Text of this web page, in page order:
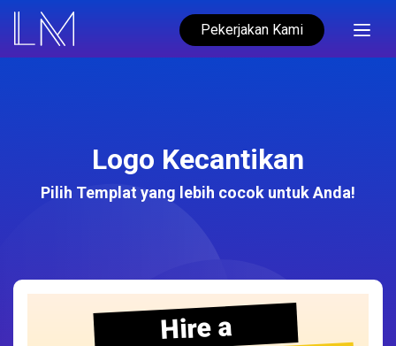
Pekerjakan Kami
Logo Kecantikan
Pilih Templat yang lebih cocok untuk Anda!
Hire a